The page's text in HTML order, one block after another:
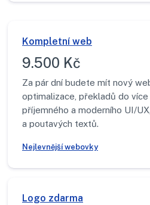
Kompletní web
9.500 Kč
Za pár dní budete mít nový
optimalizace, překladů do více
příjemného a moderního UI/
a poutavých textů.
Nejlevnější webovky
Logo zdarma